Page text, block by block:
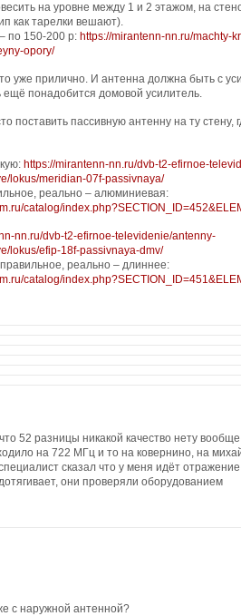
на уровне между 1 и 2 этажом, на
как тарелки вешают).
по 150-200 р: https://mirantenn-nn.ru/machty-
opory/
уже прилично. И антенна должна быть с
понадобится домовой усилитель.
поставить пассивную антенну на ту стену,
https://mirantenn-nn.ru/dvb-t2-efirnoe-
lokus/meridian-07f-passivnaya/
реально – алюминиевая:
catalog/
nn.ru/dvb-t2-efirnoe-televidenie/antenny-
lokus/efip-18f-passivnaya-dmv/
реально – длиннее:
catalog/
52 разницы никакой качество нету
на 722 МГц и то на ковернино, на
сказал что у меня идёт
они проверяли оборудованием
с наружной антенной?